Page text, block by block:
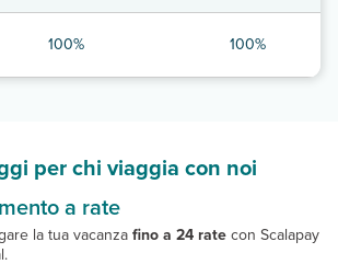
100% 100%
per chi viaggia con noi
a rate
la tua vacanzafino a 24 ratecon Scalapay